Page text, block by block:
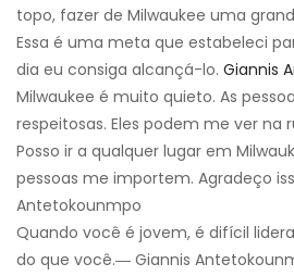
topo, fazer de Milwaukee uma
Essa é uma meta que estabeleci
dia eu consiga alcançá-lo. Giannis
Milwaukee é muito quieto. As
respeitosas. Eles podem me ver na
Posso ir a qualquer lugar em
pessoas me importem. Agradeço
Antetokounmpo
Quando você é jovem, é difícil
do que você.― Giannis